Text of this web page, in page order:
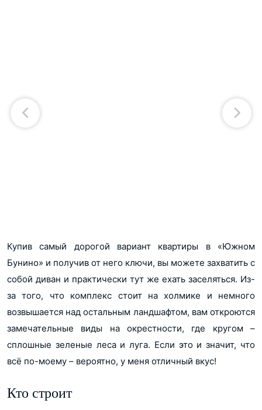
Купив самый дорогой вариант квартиры в «Южном
Бунино» и получив от него ключи, вы можете захватить с
собой диван и практически тут же ехать заселяться. Из-
за того, что комплекс стоит на холмике и немного
возвышается над остальным ландшафтом, вам откроются
замечательные виды на окрестности, где кругом –
сплошные зеленые леса и луга. Если это и значит, что
всё по-моему – вероятно, у меня отличный вкус!
Кто строит